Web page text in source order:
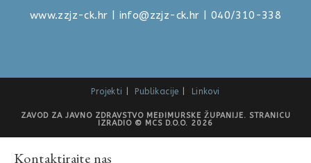
www.zzjz-ck.hr info@zzjz-ck.hr | 040/310-338
Projekti Publikacije Linkovi
ZAVOD ZA JAVNO ZDRAVSTVO MEĐIMURSKE ŽUPANIJE. STRANICU
IZRADIO © MCS D.O.O. 2026
Kontaktirajte nas